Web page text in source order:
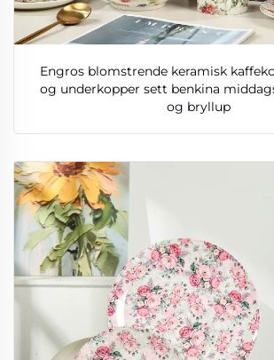
Engros blomstrende keramisk
og underkopper sett benkina
og bryllup